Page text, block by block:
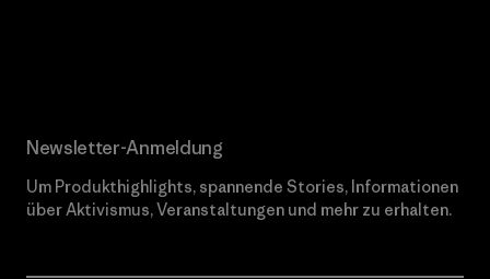
Newsletter-Anmeldung
Um Produkthighlights, spannende Stories, Informationen
über Aktivismus, Veranstaltungen und mehr zu erhalten.